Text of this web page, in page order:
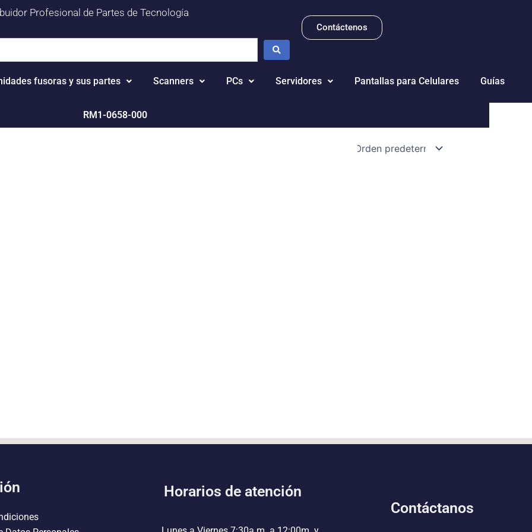
Profesional de Partes de Tecnología
Contáctenos
fusoras y sus partes Scanners PCs Servidores Pantallas para Celulares Guías
RM1-0658-000
Horarios de atención
Contáctanos